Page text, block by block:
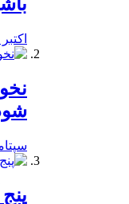
اکتبر 3, 2019
سپتامبر